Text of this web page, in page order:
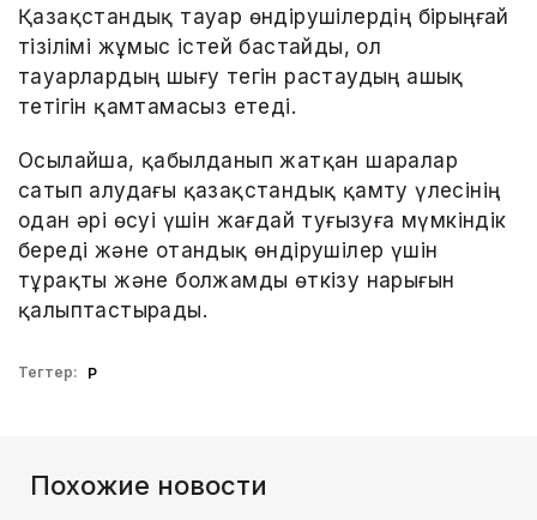
Қазақстандық тауар өндірушілердің бірыңғай
тізілімі жұмыс істей бастайды, ол
тауарлардың шығу тегін растаудың ашық
тетігін қамтамасыз етеді.
Осылайша, қабылданып жатқан шаралар
сатып алудағы қазақстандық қамту үлесінің
одан әрі өсуі үшін жағдай туғызуға мүмкіндік
береді және отандық өндірушілер үшін
тұрақты және болжамды өткізу нарығын
қалыптастырады.
Тегтер: ҚР
Похожие новости